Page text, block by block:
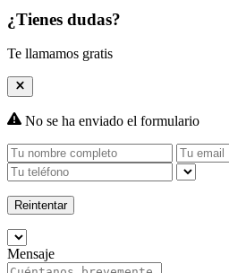
¿Tienes dudas?
Te llamamos gratis
No se ha enviado el formulario
Reintentar
Mensaje